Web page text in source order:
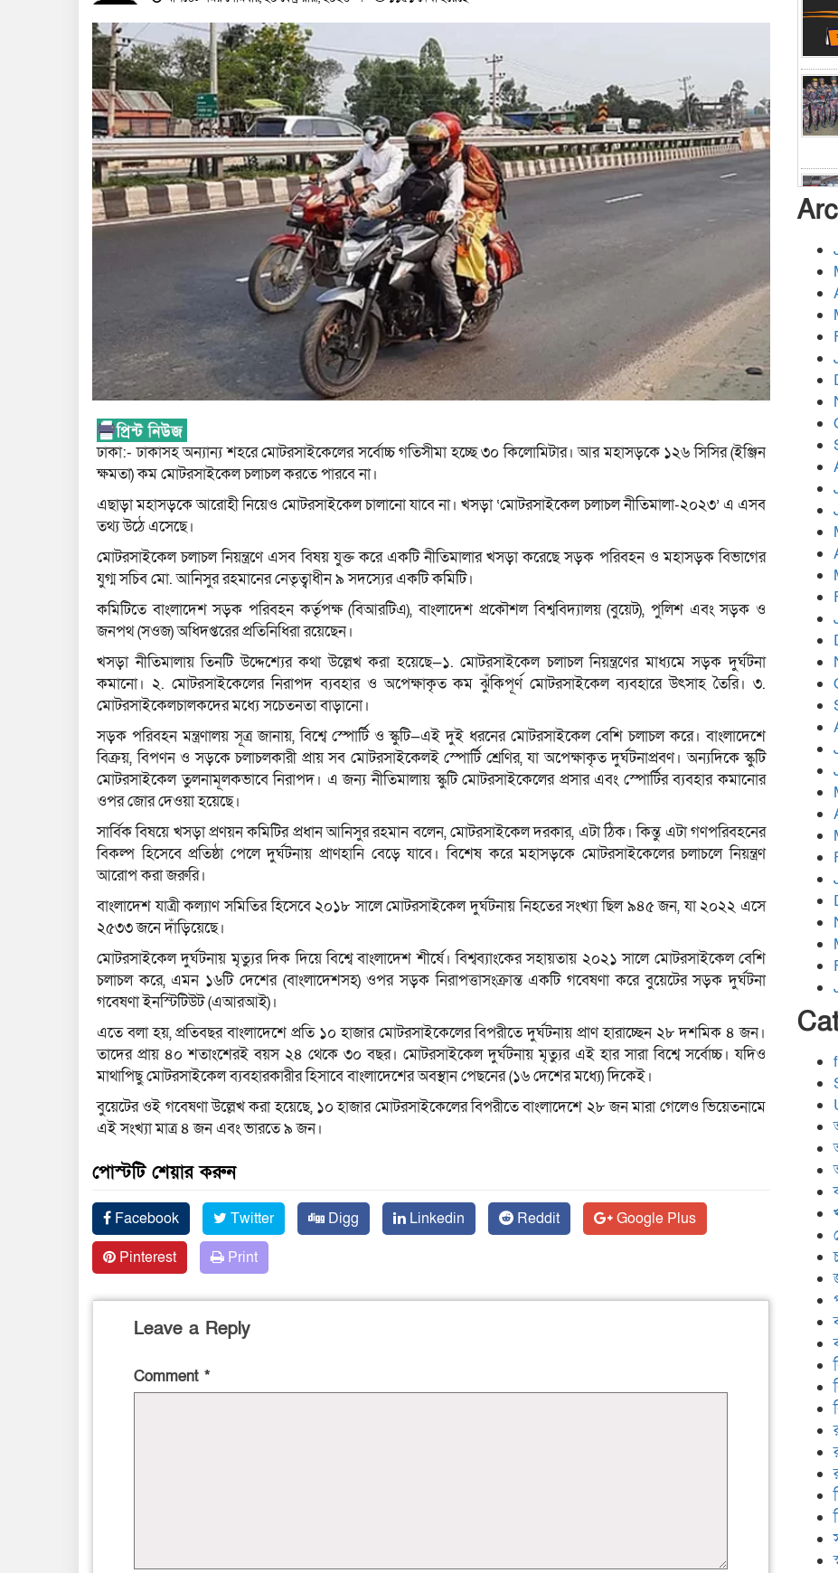
ঢাকা:- ঢাকাসহ অন্যান্য শহরে মোটরসাইকেলের সর্বোচ্চ গতিসীমা হচ্ছে ৩০ কিলোমিটার। আর মহাসড়কে ১২৬ সিসির (ইঞ্জিন
ক্ষমতা) কম মোটরসাইকেল চলাচল করতে পারবে না।
এছাড়া মহাসড়কে আরোহী নিয়েও মোটরসাইকেল চালানো যাবে না। খসড়া ‘মোটরসাইকেল চলাচল নীতিমালা-২০২৩’ এ এসব
তথ্য উঠে এসেছে।
মোটরসাইকেল চলাচল নিয়ন্ত্রণে এসব বিষয় যুক্ত করে একটি নীতিমালার খসড়া করেছে সড়ক পরিবহন ও মহাসড়ক বিভাগের
যুগ্ম সচিব মো. আনিসুর রহমানের নেতৃত্বাধীন ৯ সদস্যের একটি কমিটি।
কমিটিতে বাংলাদেশ সড়ক পরিবহন কর্তৃপক্ষ (বিআরটিএ), বাংলাদেশ প্রকৌশল বিশ্ববিদ্যালয় (বুয়েট), পুলিশ এবং সড়ক ও
জনপথ (সওজ) অধিদপ্তরের প্রতিনিধিরা রয়েছেন।
খসড়া নীতিমালায় তিনটি উদ্দেশ্যের কথা উল্লেখ করা হয়েছে—১. মোটরসাইকেল চলাচল নিয়ন্ত্রণের মাধ্যমে সড়ক দুর্ঘটনা
কমানো। ২. মোটরসাইকেলের নিরাপদ ব্যবহার ও অপেক্ষাকৃত কম ঝুঁকিপূর্ণ মোটরসাইকেল ব্যবহারে উৎসাহ তৈরি। ৩.
মোটরসাইকেলচালকদের মধ্যে সচেতনতা বাড়ানো।
সড়ক পরিবহন মন্ত্রণালয় সূত্র জানায়, বিশ্বে স্পোর্টি ও স্কুটি—এই দুই ধরনের মোটরসাইকেল বেশি চলাচল করে। বাংলাদেশে
বিক্রয়, বিপণন ও সড়কে চলাচলকারী প্রায় সব মোটরসাইকেলই স্পোর্টি শ্রেণির, যা অপেক্ষাকৃত দুর্ঘটনাপ্রবণ। অন্যদিকে স্কুটি
মোটরসাইকেল তুলনামূলকভাবে নিরাপদ। এ জন্য নীতিমালায় স্কুটি মোটরসাইকেলের প্রসার এবং স্পোর্টির ব্যবহার কমানোর
ওপর জোর দেওয়া হয়েছে।
সার্বিক বিষয়ে খসড়া প্রণয়ন কমিটির প্রধান আনিসুর রহমান বলেন, মোটরসাইকেল দরকার, এটা ঠিক। কিন্তু এটা গণপরিবহনের
বিকল্প হিসেবে প্রতিষ্ঠা পেলে দুর্ঘটনায় প্রাণহানি বেড়ে যাবে। বিশেষ করে মহাসড়কে মোটরসাইকেলের চলাচলে নিয়ন্ত্রণ
আরোপ করা জরুরি।
বাংলাদেশ যাত্রী কল্যাণ সমিতির হিসেবে ২০১৮ সালে মোটরসাইকেল দুর্ঘটনায় নিহতের সংখ্যা ছিল ৯৪৫ জন, যা ২০২২ এসে
২৫৩৩ জনে দাঁড়িয়েছে।
মোটরসাইকেল দুর্ঘটনায় মৃত্যুর দিক দিয়ে বিশ্বে বাংলাদেশ শীর্ষে। বিশ্বব্যাংকের সহায়তায় ২০২১ সালে মোটরসাইকেল বেশি
চলাচল করে, এমন ১৬টি দেশের (বাংলাদেশসহ) ওপর সড়ক নিরাপত্তাসংক্রান্ত একটি গবেষণা করে বুয়েটের সড়ক দুর্ঘটনা
গবেষণা ইনস্টিটিউট (এআরআই)।
এতে বলা হয়, প্রতিবছর বাংলাদেশে প্রতি ১০ হাজার মোটরসাইকেলের বিপরীতে দুর্ঘটনায় প্রাণ হারাচ্ছেন ২৮ দশমিক ৪ জন।
তাদের প্রায় ৪০ শতাংশেরই বয়স ২৪ থেকে ৩০ বছর। মোটরসাইকেল দুর্ঘটনায় মৃত্যুর এই হার সারা বিশ্বে সর্বোচ্চ। যদিও
মাথাপিছু মোটরসাইকেল ব্যবহারকারীর হিসাবে বাংলাদেশের অবস্থান পেছনের (১৬ দেশের মধ্যে) দিকেই।
বুয়েটের ওই গবেষণা উল্লেখ করা হয়েছে, ১০ হাজার মোটরসাইকেলের বিপরীতে বাংলাদেশে ২৮ জন মারা গেলেও ভিয়েতনামে
এই সংখ্যা মাত্র ৪ জন এবং ভারতে ৯ জন।
পোস্টটি শেয়ার করুন
Facebook Twitter Digg Linkedin Reddit
Google Plus
Pinterest
Print
Leave a Reply
Comment *